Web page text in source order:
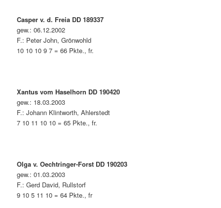
Casper v. d. Freia DD 189337
gew.: 06.12.2002
F.: Peter John, Grönwohld
10 10 10 9 7 = 66 Pkte., fr.
Xantus vom Haselhorn DD 190420
gew.: 18.03.2003
F.: Johann Klintworth, Ahlerstedt
7 10 11 10 10 = 65 Pkte., fr.
Olga v. Oechtringer-Forst DD 190203
gew.: 01.03.2003
F.: Gerd David, Rullstorf
9 10 5 11 10 = 64 Pkte., fr